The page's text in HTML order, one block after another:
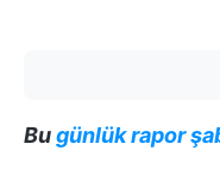
Bugünlük rapor